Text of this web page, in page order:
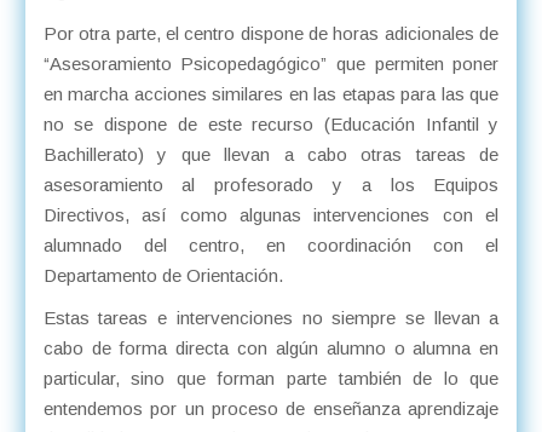
Por otra parte, el centro dispone de horas adicionales de
“Asesoramiento Psicopedagógico” que permiten poner
en marcha acciones similares en las etapas para las que
no se dispone de este recurso (Educación Infantil y
Bachillerato) y que llevan a cabo otras tareas de
asesoramiento al profesorado y a los Equipos
Directivos, así como algunas intervenciones con el
alumnado del centro, en coordinación con el
Departamento de Orientación.
Estas tareas e intervenciones no siempre se llevan a
cabo de forma directa con algún alumno o alumna en
particular, sino que forman parte también de lo que
entendemos por un proceso de enseñanza aprendizaje